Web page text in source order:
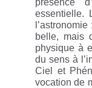
présence
essentielle.
belle, mais
physique à
du sens à
Ciel et
vocation de